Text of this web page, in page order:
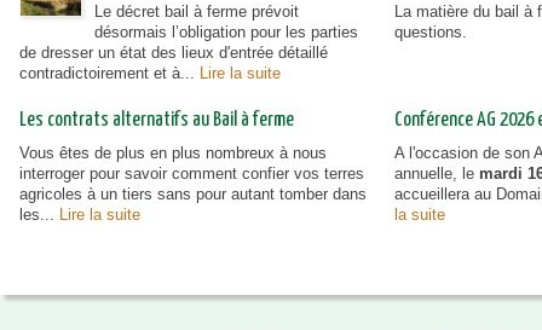
Le décret bail à ferme prévoit
désormais l’obligation pour les parties
de dresser un état des lieux d'entrée détaillé
contradictoirement et à...
Lire la suite
La matière du bail
questions.
Les contrats alternatifs au Bail à ferme
Vous êtes de plus en plus nombreux à nous
interroger pour savoir comment confier vos terres
agricoles à un tiers sans pour autant tomber dans
les...
Lire la suite
Conférence AG
A l'occasion de son
annuelle, le mardi
accueillera au
la suite